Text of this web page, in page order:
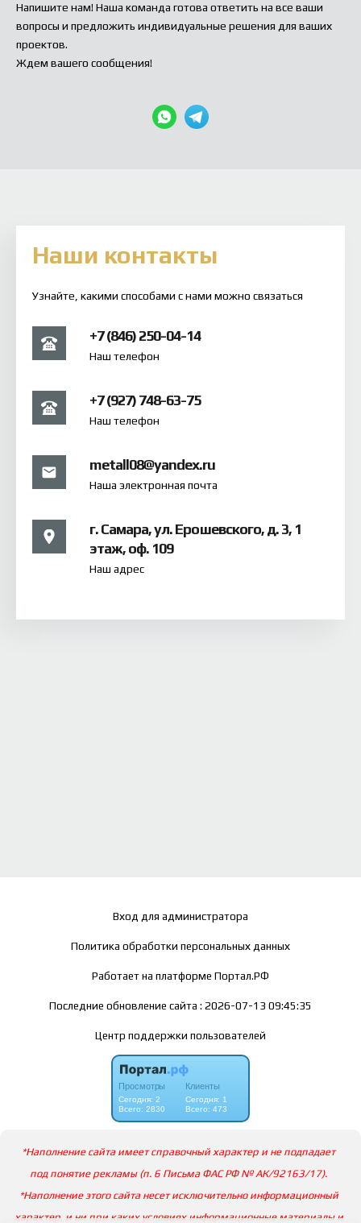
Напишите нам! Наша команда готова ответить на все ваши
вопросы и предложить индивидуальные решения для ваших
проектов.
Ждем вашего сообщения!
Наши контакты
Узнайте, какими способами с нами можно связаться
+7 (846) 250-04-14
Наш телефон
+7 (927) 748-63-75
Наш телефон
metall08@yandex.ru
Наша электронная почта
г. Самара, ул. Ерошевского, д. 3, 1
этаж, оф. 109
Наш адрес
Вход для администратора
Политика обработки персональных данных
Работает на платформе Портал.РФ
Последние обновление сайта : 2026-07-13 09:45:35
Центр поддержки пользователей